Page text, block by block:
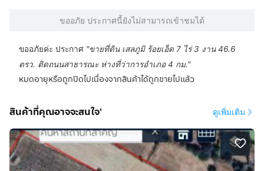
ขออภัย ประกาศนี้ยังไม่สามารถเข้าชมได้
ขออภัยค่ะ ประกาศ "ขายที่ดิน เสลภูมิ ร้อยเอ็ด 7 ไร่ 3 งาน 46.6
ตรว. ติดถนนสาธารณะ ห่างที่ว่าการอำเภอ 4 กม."
หมดอายุหรือถูกปิดไปเนื่องจากสินค้าได้ถูกขายไปแล้ว
สินค้าที่คุณอาจจะสนใจ' ดูเพิ่มเติม